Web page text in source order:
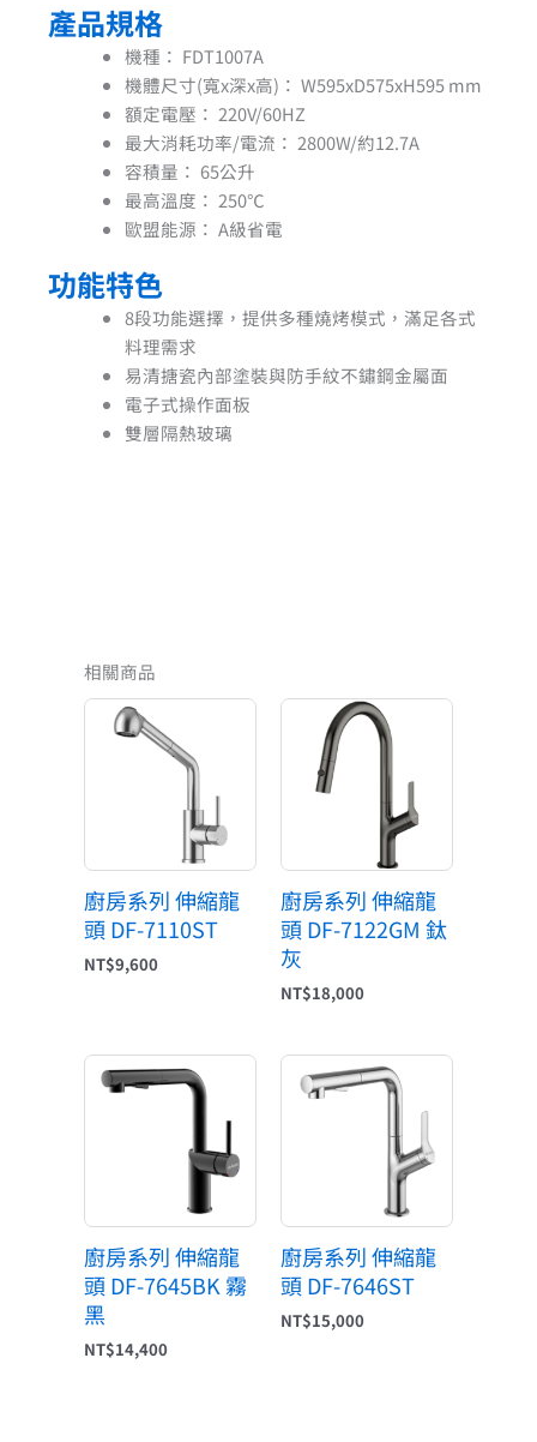
產品規格
機種： FDT1007A
機體尺寸(寬x深x高)： W595xD575xH595 mm
額定電壓： 220V/60HZ
最大消耗功率/電流： 2800W/約12.7A
容積量： 65公升
最高溫度： 250℃
歐盟能源： A級省電
功能特色
8段功能選擇，提供多種燒烤模式，滿足各式
料理需求
易清搪瓷內部塗裝與防手紋不鏽鋼金屬面
電子式操作面板
雙層隔熱玻璃
相關商品
廚房系列 伸縮龍
頭 DF-7110ST
NT$9,600
廚房系列 伸縮龍
頭 DF-7122GM 鈦
灰
NT$18,000
廚房系列 伸縮龍
頭 DF-7645BK 霧
黑
NT$14,400
廚房系列 伸縮龍
頭 DF-7646ST
NT$15,000